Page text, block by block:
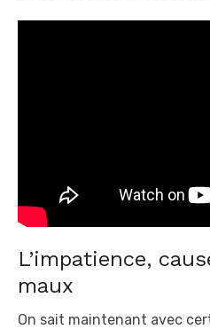
L’impatience,
maux
On sait maintenant avec